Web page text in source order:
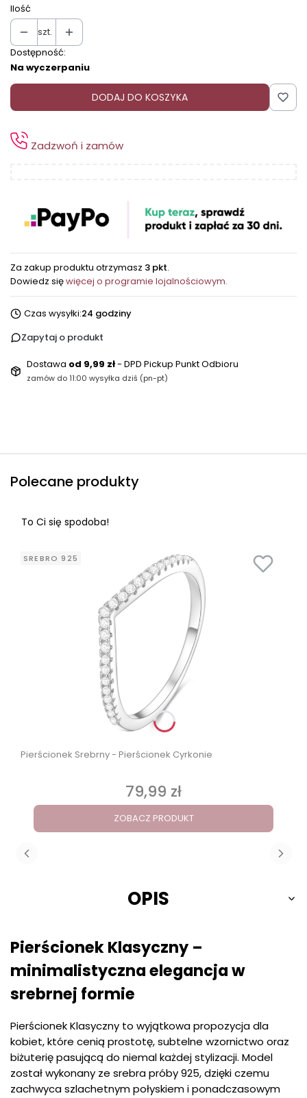
Ilość
szt.
Dostępność:
Na wyczerpaniu
DODAJ DO KOSZYKA
Zadzwoń i zamów
Za zakup produktu otrzymasz 3 pkt.
Dowiedz sięwięcej o programie lojalnościowym.
Czas wysyłki:24 godziny
Zapytaj o produkt
Dostawa od 9,99 zł- DPD Pickup Punkt Odbioru
zamów do 11:00 wysyłka dziś (pn-pt)
Polecane produkty
To Ci się spodoba!
SREBRO 925
Pierścionek Srebrny - Pierścionek Cyrkonie
Cena
79,99 zł
ZOBACZ PRODUKT
OPIS
Pierścionek Klasyczny –
minimalistyczna elegancja w
srebrnej formie
Pierścionek Klasyczny to wyjątkowa propozycja dla
kobiet, które cenią prostotę, subtelne wzornictwo oraz
biżuterię pasującą do niemal każdej stylizacji. Model
został wykonany ze srebra próby 925, dzięki czemu
zachwyca szlachetnym połyskiem i ponadczasowym